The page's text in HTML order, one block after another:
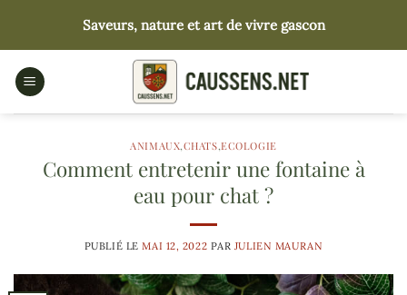
contenu
Saveurs, nature et art de vivre gascon
ANIMAUX,CHATS,ECOLOGIE
Comment entretenir une fontaine à
eau pour chat ?
PUBLIÉ LEMAI 12, 2022 PAR JULIEN MAURAN